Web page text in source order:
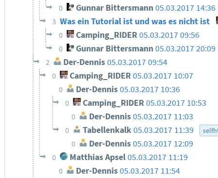
0 Gunnar Bittersmann05.03.2017 14:36
3 Was ein Tutorial ist und was es nicht ist
0 Camping_RIDER05.03.2017 09:56
0 Gunnar Bittersmann05.03.2017 20:09
2 Der-Dennis05.03.2017 09:54
0 Camping_RIDER05.03.2017 10:07
0 Der-Dennis05.03.2017 10:36
0 Camping_RIDER 05.03.2017 10:53
0 Der-Dennis05.03.2017 11:03
0 Tabellenkalk 05.03.2017 11:39
0 Der-Dennis05.03.2017 12:09
0 Matthias Apsel05.03.2017 11:19
0 Der-Dennis05.03.2017 11:54